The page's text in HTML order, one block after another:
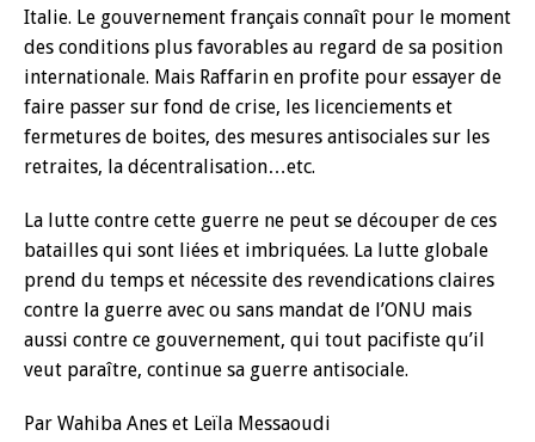
Italie. Le gouvernement français connaît pour le moment
des conditions plus favorables au regard de sa position
internationale. Mais Raffarin en profite pour essayer de
faire passer sur fond de crise, les licenciements et
fermetures de boites, des mesures antisociales sur les
retraites, la décentralisation…etc.
La lutte contre cette guerre ne peut se découper de ces
batailles qui sont liées et imbriquées. La lutte globale
prend du temps et nécessite des revendications claires
contre la guerre avec ou sans mandat de l’ONU mais
aussi contre ce gouvernement, qui tout pacifiste qu’il
veut paraître, continue sa guerre antisociale.
Par Wahiba Anes et Leïla Messaoudi